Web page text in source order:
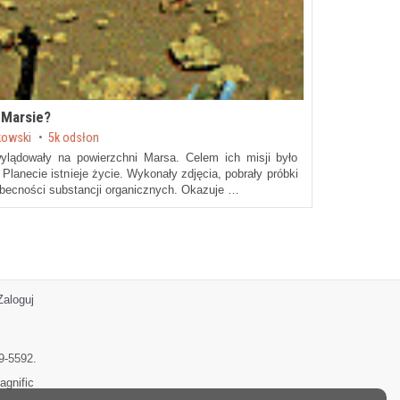
5k odsłon
na powierzchni Marsa. Celem ich misji było
istnieje życie. Wykonały zdjęcia, pobrały próbki
substancji organicznych. Okazuje …
5592.